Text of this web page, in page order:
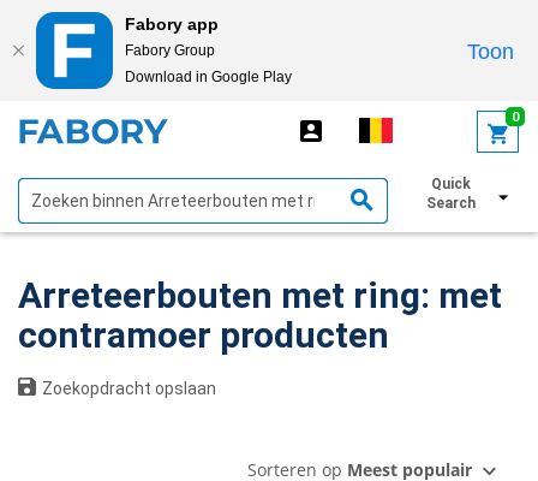
Fabory app
Fabory Group
Download in Google Play
Toon
0
Quick
Search
Toon filters
Arreteerbouten met ring: met
contramoer producten
Zoekopdracht opslaan
Sorteren op Meest populair